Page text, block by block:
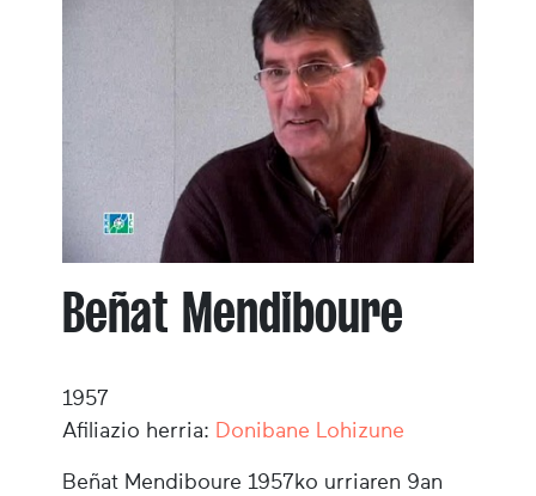
Beñat Mendiboure
1957
Afiliazio herria: Donibane Lohizune
Beñat Mendiboure 1957ko urriaren 9an